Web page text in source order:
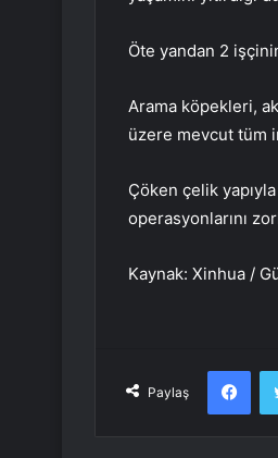
Öte yandan 2
Arama köpekleri,
üzere mevcut tüm
Çöken çelik
operasyonlarını
Kaynak: Xinhua /
Paylaş